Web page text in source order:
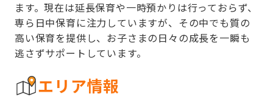
ます。現在は延長保育や一時預かりは行っておらず、
専ら日中保育に注力していますが、その中でも質の
高い保育を提供し、お子さまの日々の成長を一瞬も
逃さずサポートしています。
エリア情報